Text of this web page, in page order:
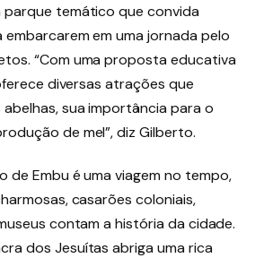
parque temático que convida
em uma jornada pelo
“Com uma proposta educativa
diversas atrações que
sua importância para o
de mel”, diz Gilberto.
de Embu é uma viagem no tempo,
casarões coloniais,
contam a história da cidade.
dos Jesuítas abriga uma rica